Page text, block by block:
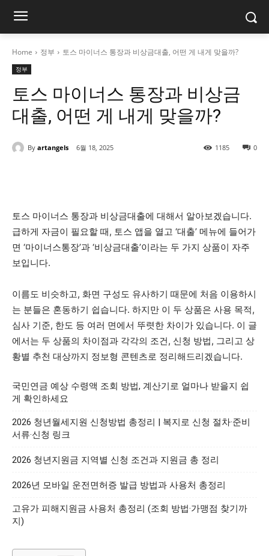
Home 정부 토스 마이너스 통장과 비상금대출, 어떤 게 내게 맞을까?
정부
토스 마이너스 통장과 비상금
대출, 어떤 게 내게 맞을까?
By artangels 6월 18, 2025 0
1185
토스 마이너스 통장과 비상금대출에 대해서 알아보겠습니다.
급하게 자금이 필요할 때, 토스 앱을 열고 ‘대출’ 메뉴에 들어가
면 ‘마이너스통장’과 ‘비상금대출’이라는 두 가지 상품이 자주
보입니다.
이름도 비슷하고, 화면 구성도 유사하기 때문에 처음 이용하시
는 분들은 혼동하기 쉽습니다. 하지만 이 두 상품은 사용 목적,
심사 기준, 한도 등 여러 면에서 뚜렷한 차이가 있습니다. 이 글
에서는 두 상품의 차이점과 각각의 조건, 신청 방법, 그리고 상
황별 추천 대상까지 정보형 콘텐츠로 정리해드리겠습니다.
국민연금 예상 수령액 조회 방법, 계산기로 얼마나 받을지 쉽
게 확인하세요
2026 청년월세지원 신청방법 총정리 | 복지로 신청 절차·준비
서류·신청 링크
2026 청년지원금 지역별 신청 조건과 지원금 총 정리
2026년 모바일 운전면허증 발급 방법과 사용처 총정리
고유가 피해지원금 사용처 총정리 (조회 방법·가맹점 찾기까
지)